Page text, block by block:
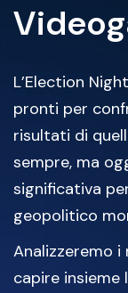
L’Election
pronti per
risultati di
sempre, ma
significativa
geopolitico
Analizzeremo
capire